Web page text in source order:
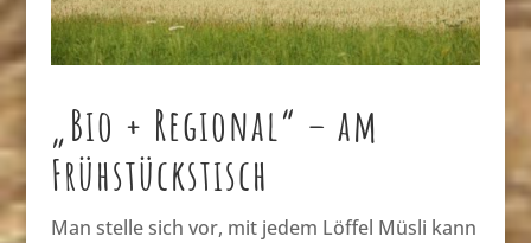
„Bio + Regional“ – am
Frühstückstisch
Man stelle sich vor, mit jedem Löffel Müsli kann